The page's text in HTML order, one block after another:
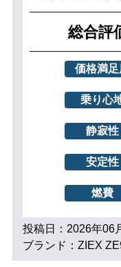
総合評
価格満足
乗り心
静寂性
安定性
燃費
投稿日：2026年06
ブランド：ZIEX